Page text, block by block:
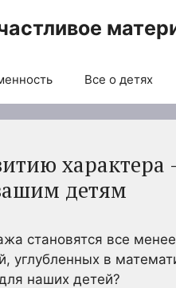
Все о детях
характера
детям
становятся все
углубленных в
наших детей?